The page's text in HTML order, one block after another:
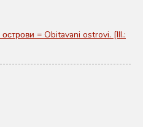
= Obitavani ostrovi. [Ill.: